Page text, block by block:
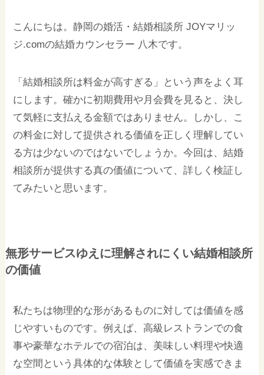
こんにちは。静岡の婚活・結婚相談所 JOYマリッ
ジ.comの結婚カウンセラー 八木です。
「結婚相談所は料金が高すぎる」という声をよく耳
にします。確かに初期費用や月会費を見ると、決し
て気軽に支払える金額ではありません。しかし、こ
の料金に対して提供される価値を正しく理解してい
る方は少ないのではないでしょうか。今回は、結婚
相談所が提供する真の価値について、詳しく検証し
てみたいと思います。
無形サービスゆえに理解されにくい結婚相談所
の価値
私たちは物理的な形があるものに対しては価値を感
じやすいものです。例えば、高級レストランでの食
事や豪華なホテルでの宿泊は、美味しい料理や快適
な空間という具体的な体験として価値を実感できま